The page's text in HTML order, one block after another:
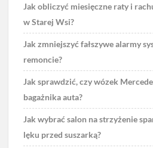
Jak obliczyć miesięczne raty i
w Starej Wsi?
Jak zmniejszyć fałszywe alarmy
remoncie?
Jak sprawdzić, czy wózek
bagażnika auta?
Jak wybrać salon na strzyżenie
lęku przed suszarką?